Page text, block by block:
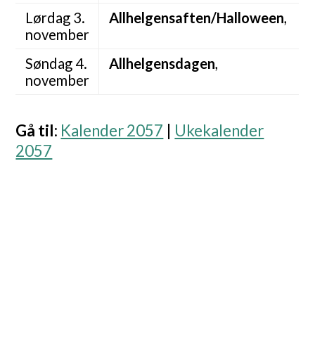
Lørdag 3.
november
Allhelgensaften/Halloween,
Søndag 4.
november
Allhelgensdagen,
Gå til: Kalender 2057
Ukekalender
2057